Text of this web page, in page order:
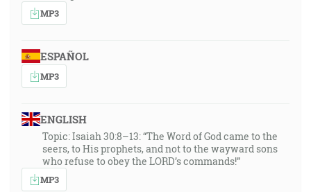
MP3
ESPAÑOL
MP3
ENGLISH
Topic: Isaiah 30:8–13: “The Word of God came to the
seers, to His prophets, and not to the wayward sons
who refuse to obey the LORD’s commands!”
MP3